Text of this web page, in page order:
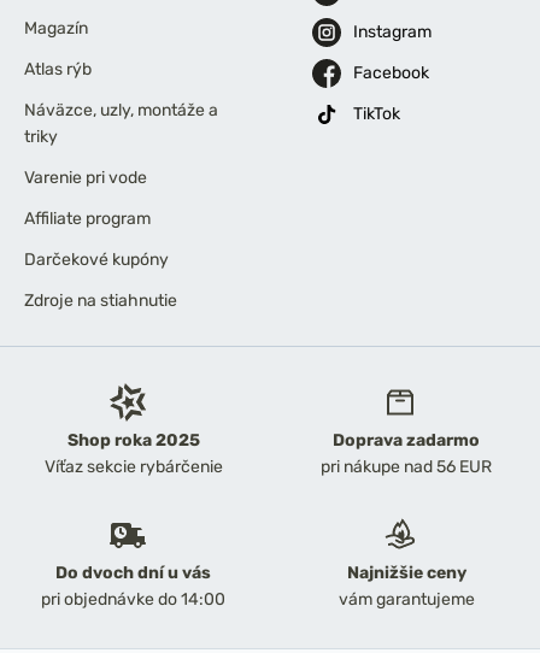
Shop roka 2025
Víťaz sekcie rybárčenie
Doprava zadarmo
pri nákupe nad 56 EUR
Do dvoch dní u vás
pri objednávke do 14:00
Najnižšie ceny
vám garantujeme
Magazín
Atlas rýb
Náväzce, uzly, montáže a
triky
Varenie pri vode
Affiliate program
Darčekové kupóny
Zdroje na stiahnutie
Instagram
Facebook
TikTok